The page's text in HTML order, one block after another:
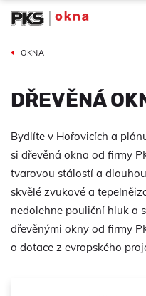
OKNA
DŘEVĚNÁ
Bydlíte v Hořovicích a
si dřevěná okna od firmy
tvarovou stálostí a
skvělé zvukové a
nedolehne pouliční hluk a
dřevěnými okny od firmy
o dotace z evropského